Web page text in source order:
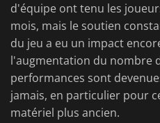
d'équipe ont tenu les
mois, mais le soutien
du jeu a eu un impact
l'augmentation du nombre
performances sont
jamais, en particulier pour
matériel plus ancien.